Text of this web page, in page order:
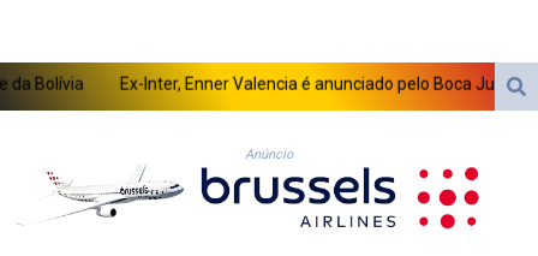
ARS 1728.428661
AUD 1.638336
AZN 1.961602
BAM 1.952566
BBD 2.320646
BDT 142.623742
Bolívia Ex-Inter, Enner Valencia é anunciado pelo Boca Juniors
Anúncio